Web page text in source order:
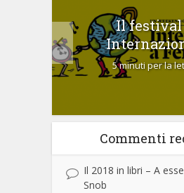
Il
5 minuti per la
Commenti
Il 2018 in libri – A
Snob